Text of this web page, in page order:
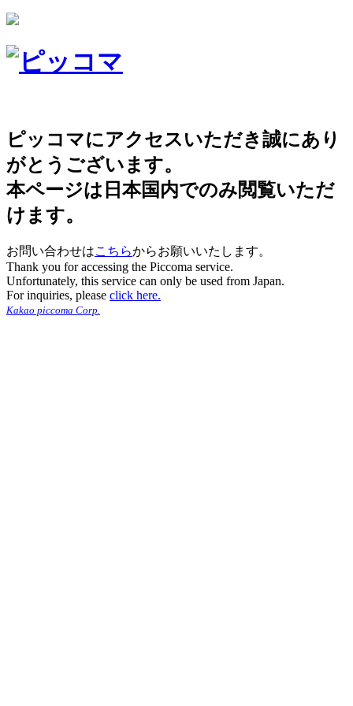
ピッコマにアクセスいただき誠にあり
がとうございます。
本ページは日本国内でのみ閲覧いただ
けます。
お問い合わせはこちらからお願いいたします。
Thank you for accessing the Piccoma service.
Unfortunately, this service can only be used from Japan.
For inquiries, please click here.
Kakao piccoma Corp.